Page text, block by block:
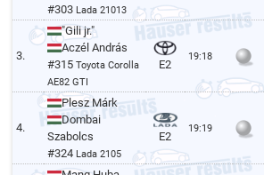
#303 Lada 21013
3.
"Gili jr."
Aczél András
#315Toyota Corolla
AE82 GTI
E2
19:18
4.
Plesz Márk
Dombai
Szabolcs
#324 Lada 2105
E2
19:19